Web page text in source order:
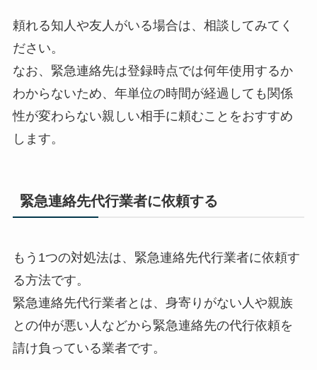
頼れる知人や友人がいる場合は、相談してみてく
ださい。
なお、緊急連絡先は登録時点では何年使用するか
わからないため、年単位の時間が経過しても関係
性が変わらない親しい相手に頼むことをおすすめ
します。
緊急連絡先代行業者に依頼する
もう1つの対処法は、緊急連絡先代行業者に依頼す
る方法です。
緊急連絡先代行業者とは、身寄りがない人や親族
との仲が悪い人などから緊急連絡先の代行依頼を
請け負っている業者です。